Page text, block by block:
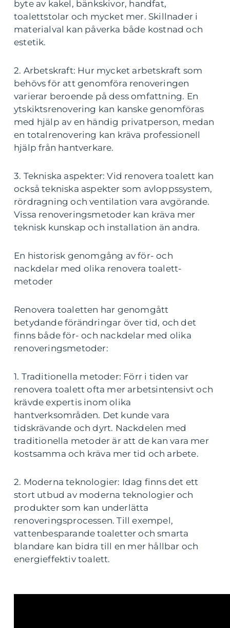
byte av kakel, bänkskivor, handfat,
toalettstolar och mycket mer. Skillnader i
materialval kan påverka både kostnad och
estetik.
2. Arbetskraft: Hur mycket arbetskraft som
behövs för att genomföra renoveringen
varierar beroende på dess omfattning. En
ytskiktsrenovering kan kanske genomföras
med hjälp av en händig privatperson, medan
en totalrenovering kan kräva professionell
hjälp från hantverkare.
3. Tekniska aspekter: Vid renovera toalett kan
också tekniska aspekter som avloppssystem,
rördragning och ventilation vara avgörande.
Vissa renoveringsmetoder kan kräva mer
teknisk kunskap och installation än andra.
En historisk genomgång av för- och
nackdelar med olika renovera toalett-
metoder
Renovera toaletten har genomgått
betydande förändringar över tid, och det
finns både för- och nackdelar med olika
renoveringsmetoder:
1. Traditionella metoder: Förr i tiden var
renovera toalett ofta mer arbetsintensivt och
krävde expertis inom olika
hantverksområden. Det kunde vara
tidskrävande och dyrt. Nackdelen med
traditionella metoder är att de kan vara mer
kostsamma och kräva mer tid och arbete.
2. Moderna teknologier: Idag finns det ett
stort utbud av moderna teknologier och
produkter som kan underlätta
renoveringsprocessen. Till exempel,
vattenbesparande toaletter och smarta
blandare kan bidra till en mer hållbar och
energieffektiv toalett.